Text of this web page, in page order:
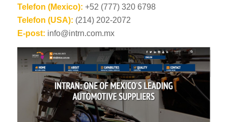
Telefon (Mexico): +52 (777) 320 6798
Telefon (USA): (214) 202-2072
E-post: info@intrn.com.mx